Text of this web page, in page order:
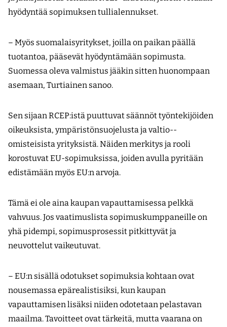
hyödyntää sopimuksen tullialennukset.
– Myös suomalaisyritykset, joilla on paikan päällä
tuotantoa, pääsevät hyödyntämään sopimusta.
Suomessa oleva valmistus jääkin sitten huonompaan
asemaan, Turtiainen sanoo.
Sen sijaan RCEP:istä puuttuvat säännöt työntekijöiden
oikeuksista, ympäristönsuojelusta ja valtio-­
omisteisista yrityksistä. Näiden merkitys ja rooli
korostuvat EU-sopimuksissa, joiden avulla pyritään
edistämään myös EU:n arvoja.
Tämä ei ole aina kaupan vapauttamisessa pelkkä
vahvuus. Jos vaatimuslista sopimuskumppaneille on
yhä pidempi, sopimusprosessit pitkittyvät ja
neuvottelut vaikeutuvat.
– EU:n sisällä odotukset sopimuksia kohtaan ovat
nousemassa epärealistisiksi, kun kaupan
vapauttamisen lisäksi niiden odotetaan pelastavan
maailma. Tavoitteet ovat tärkeitä, mutta vaarana on